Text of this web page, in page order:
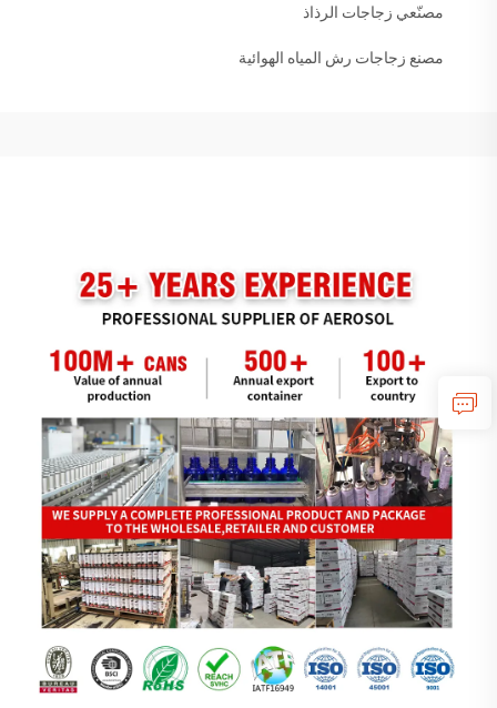
مصنّعي زجاجات الرذاذ
مصنع زجاجات رش المياه الهوائية